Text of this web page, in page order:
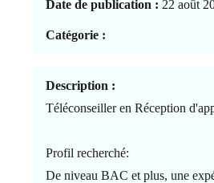
Date de publication : 22 août
Catégorie :
Description :
Téléconseiller en Réception
Profil recherché:
De niveau BAC et plus, une